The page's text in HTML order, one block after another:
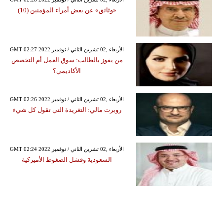
«وثائق» عن بعض أمراء المؤمنين (10)
GMT 02:27 2022 الأربعاء ,02 تشرين الثاني / نوفمبر
من يفوز بالطالب: سوق العمل أم التخصص
الأكاديمي؟
GMT 02:26 2022 الأربعاء ,02 تشرين الثاني / نوفمبر
روبرت مالي: التغريدة التي تقول كل شيء
GMT 02:24 2022 الأربعاء ,02 تشرين الثاني / نوفمبر
السعودية وفشل الضغوط الأميركية